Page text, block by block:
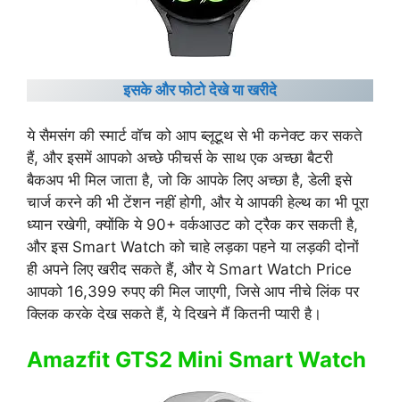
इसके और फोटो देखे या खरीदे
ये सैमसंग की स्मार्ट वॉच को आप ब्लूटूथ से भी कनेक्ट कर सकते
हैं, और इसमें आपको अच्छे फीचर्स के साथ एक अच्छा बैटरी
बैकअप भी मिल जाता है, जो कि आपके लिए अच्छा है, डेली इसे
चार्ज करने की भी टेंशन नहीं होगी, और ये आपकी हेल्थ का भी पूरा
ध्यान रखेगी, क्योंकि ये 90+ वर्कआउट को ट्रैक कर सकती है,
और इस Smart Watch को चाहे लड़का पहने या लड़की दोनों
ही अपने लिए खरीद सकते हैं, और ये Smart Watch Price
आपको 16,399 रुपए की मिल जाएगी, जिसे आप नीचे लिंक पर
क्लिक करके देख सकते हैं, ये दिखने मैं कितनी प्यारी है।
Amazfit GTS2 Mini Smart Watch